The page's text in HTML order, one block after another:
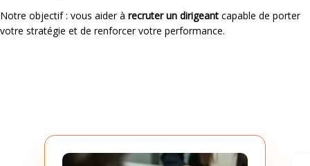
Notre objectif : vous aider à recruter un dirigeant capable de porter
votre stratégie et de renforcer votre performance.